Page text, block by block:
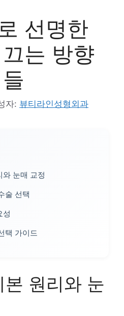
선명한
는 방향
자: 뷰티라인성형외과
와 눈매 교정
술 선택
성
택 가이드
원리와 눈